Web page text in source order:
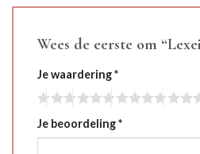
Wees de eerste om
Je waardering*
Je beoordeling*